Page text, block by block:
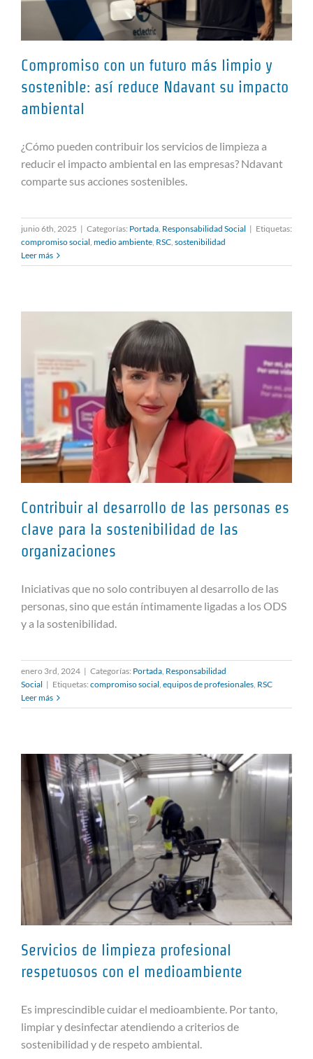
limpio y sostenible: así reduce
Ndavant su impacto ambiental
Compromiso con un futuro más limpio y
sostenible: así reduce Ndavant su impacto
ambiental
¿Cómo pueden contribuir los servicios de limpieza a
reducir el impacto ambiental en las empresas? Ndavant
comparte sus acciones sostenibles.
junio 6th, 2025 | Categorías: Portada, Responsabilidad Social | Etiquetas:
compromiso social, medio ambiente, RSC, sostenibilidad
Leer más
Contribuir al desarrollo de las
sostenibilidad de las
organizaciones
Contribuir al desarrollo de las personas es
clave para la sostenibilidad de las
organizaciones
Iniciativas que no solo contribuyen al desarrollo de las
personas, sino que están íntimamente ligadas a los ODS
y a la sostenibilidad.
enero 3rd, 2024 | Categorías: Portada, Responsabilidad
Social | Etiquetas: compromiso social, equipos de profesionales, RSC
Leer más
Servicios de limpieza profesional
respetuosos con el
medioambiente
Servicios de limpieza profesional
respetuosos con el medioambiente
Es imprescindible cuidar el medioambiente. Por tanto,
limpiar y desinfectar atendiendo a criterios de
sostenibilidad y de respeto ambiental.